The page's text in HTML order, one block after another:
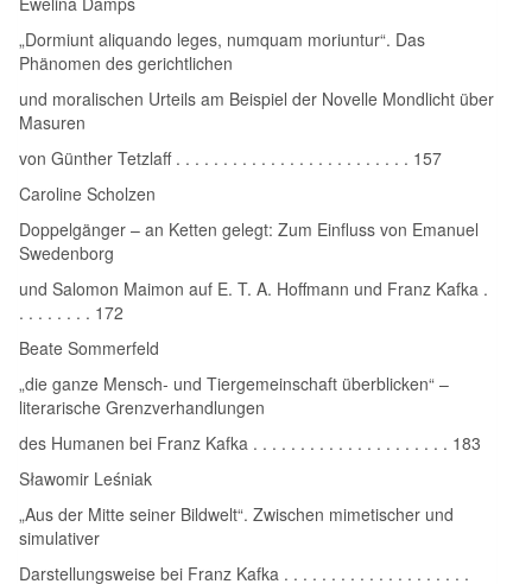
„Dormiunt aliquando leges, numquam moriuntur“. Das
Phänomen des gerichtlichen
und moralischen Urteils am Beispiel der Novelle Mondlicht über
Masuren
von Günther Tetzlaff . . . . . . . . . . . . . . . . . . . . . . . . . 157
Caroline Scholzen
Doppelgänger – an Ketten gelegt: Zum Einfluss von Emanuel
Swedenborg
und Salomon Maimon auf E. T. A. Hoffmann und Franz Kafka .
. . . . . . . . 172
Beate Sommerfeld
„die ganze Mensch‑ und Tiergemeinschaft überblicken“ –
literarische Grenzverhandlungen
des Humanen bei Franz Kafka . . . . . . . . . . . . . . . . . . . . . 183
Sławomir Leśniak
„Aus der Mitte seiner Bildwelt“. Zwischen mimetischer und
simulativer
Darstellungsweise bei Franz Kafka . . . . . . . . . . . . . . . . . . . .